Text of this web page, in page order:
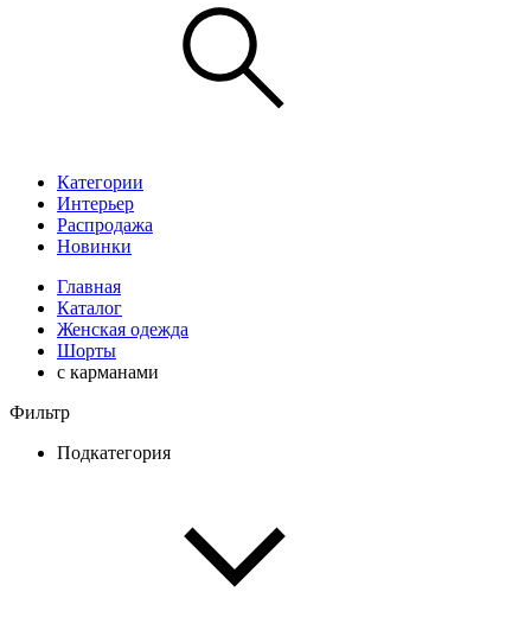
Категории
Интерьер
Распродажа
Новинки
Главная
Каталог
Женская одежда
Шорты
с карманами
Фильтр
Подкатегория